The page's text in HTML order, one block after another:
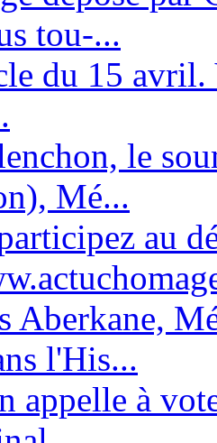
tou-...
du 15 avril.
le
Mé...
au
Aberkane,
l'His...
appelle à